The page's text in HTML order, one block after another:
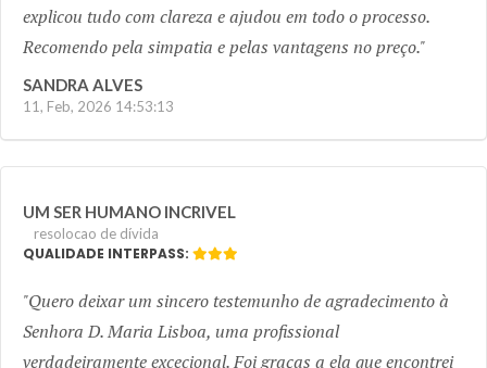
explicou tudo com clareza e ajudou em todo o processo.
Recomendo pela simpatia e pelas vantagens no preço.
SANDRA ALVES
11, Feb, 2026 14:53:13
UM SER HUMANO INCRIVEL
resolocao de dívida
QUALIDADE INTERPASS:
Quero deixar um sincero testemunho de agradecimento à
Senhora D. Maria Lisboa, uma profissional
verdadeiramente excecional. Foi graças a ela que encontrei